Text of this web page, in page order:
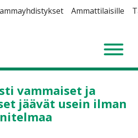
Ammattilaisille
vammaiset ja
jäävät usein ilman